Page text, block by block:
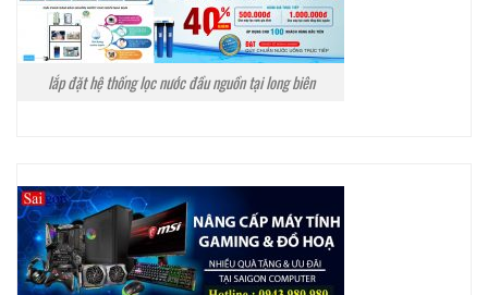
lắp đặt hệ thống lọc nước đầu nguồn tại long biên